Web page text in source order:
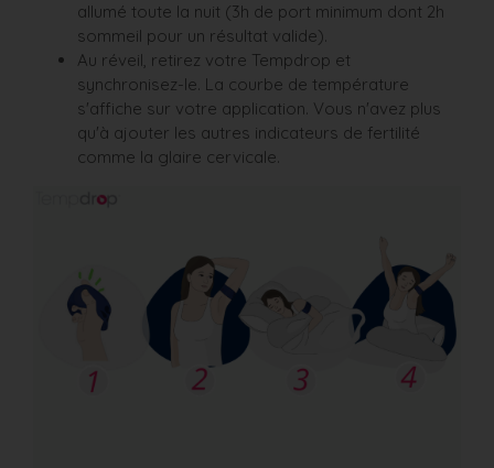
allumé toute la nuit (3h de port minimum dont 2h
sommeil pour un résultat valide).
Au réveil, retirez votre Tempdrop et
synchronisez-le. La courbe de température
s'affiche sur votre application. Vous n'avez plus
qu'à ajouter les autres indicateurs de fertilité
comme la glaire cervicale.